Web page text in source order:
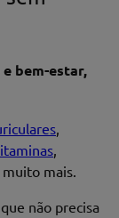
bem-estar,
,
,
muito mais.
não precisa